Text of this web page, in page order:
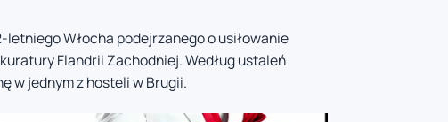
Włocha podejrzanego o usiłowanie
Flandrii Zachodniej. Według ustaleń
w jednym z hosteli w Brugii.